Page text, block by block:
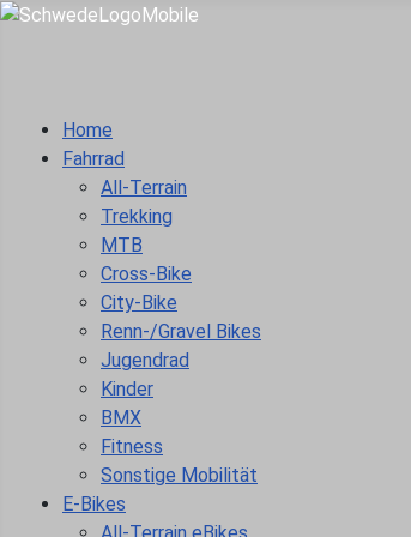
Home
Fahrrad
All-Terrain
Trekking
MTB
Cross-Bike
City-Bike
Renn-/Gravel Bikes
Jugendrad
Kinder
BMX
Fitness
Sonstige Mobilität
E-Bikes